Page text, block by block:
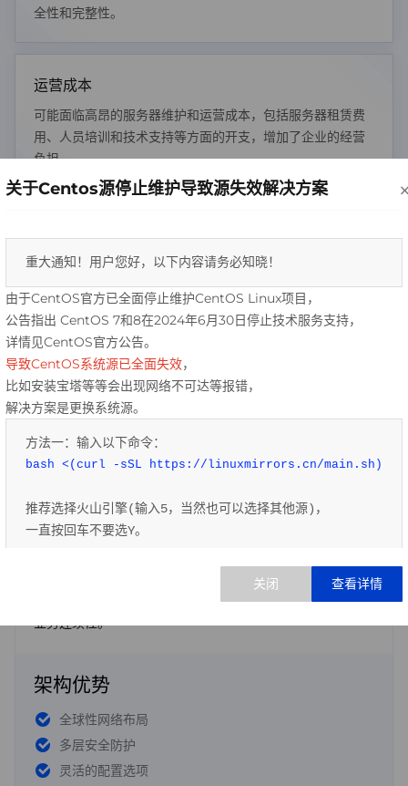
全性和完整性。
运营成本
可能面临高昂的服务器维护和运营成本，包括服务器租赁费
用、人员培训和技术支持等方面的开支，增加了企业的经营
负担。
依赖稳定可靠的服务器服务来支持其业务运营，任何服务器
故障或服务中断都可能导致业务中断和损失，影响企业的信
誉和利益。
解决方案架构
提供高效解决方案，满足不同需求。
方案架构
多层安全防护和自动化运维管理，保障稳定性和可靠性。全
球性网络布局、灵活配置选项和实时监控，确保用户体验和
业务连续性。
架构优势
全球性网络布局
多层安全防护
灵活的配置选项
关于Centos源停止维护导致源失效解决方案
重大通知！用户您好，以下内容请务必知晓！
由于CentOS官方已全面停止维护CentOS Linux项目，
公告指出 CentOS 7和8在2024年6月30日停止技术服务支持，
详情见CentOS官方公告。
导致CentOS系统源已全面失效，
比如安装宝塔等等会出现网络不可达等报错，
解决方案是更换系统源。
方法一：输入以下命令：
bash <(curl -sSL https://linuxmirrors.cn/main.sh)
推荐选择火山引擎(输入5，当然也可以选择其他源)，
一直按回车不要选Y。
http://linux.hengfengyun.top/